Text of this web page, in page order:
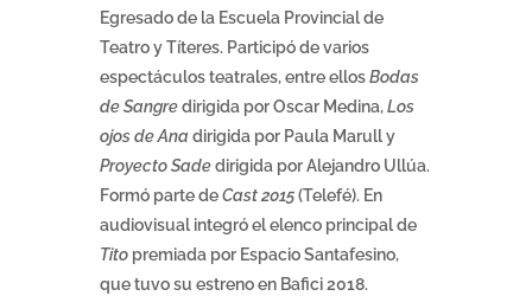
Egresado de la Escuela Provincial de
Teatro y Títeres. Participó de varios
espectáculos teatrales, entre ellosBodas
de Sangredirigida por Oscar Medina,Los
ojos de Anadirigida por Paula Marull y
Proyecto Sadedirigida por Alejandro Ullúa.
Formó parte deCast 2015(Telefé). En
audiovisual integró el elenco principal de
Tito premiada por Espacio Santafesino,
que tuvo su estreno en Bafici 2018.